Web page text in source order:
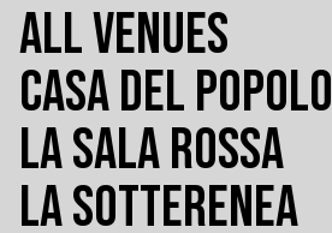
ALL VENUES
CASA DEL POPOLO
LA SALA ROSSA
LA SOTTERENEA